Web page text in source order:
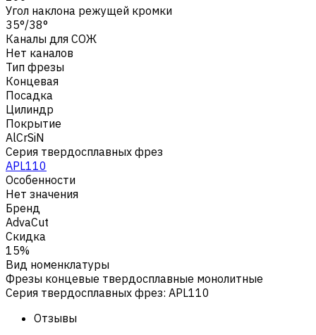
Угол наклона режущей кромки
35°/38°
Каналы для СОЖ
Нет каналов
Тип фрезы
Концевая
Посадка
Цилиндр
Покрытие
AlCrSiN
Серия твердосплавных фрез
APL110
Особенности
Нет значения
Бренд
AdvaCut
Скидка
15%
Вид номенклатуры
Фрезы концевые твердосплавные монолитные
Серия твердосплавных фрез: APL110
Отзывы